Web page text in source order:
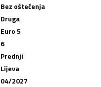
Bez oštećenja
Druga
Euro 5
6
Prednji
Lijeva
04/2027